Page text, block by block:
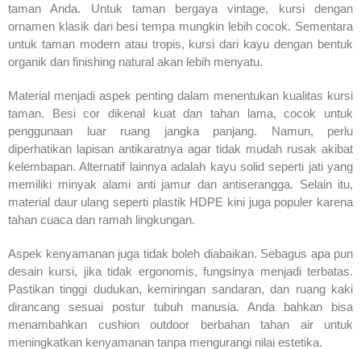
taman Anda. Untuk taman bergaya vintage, kursi dengan
ornamen klasik dari besi tempa mungkin lebih cocok. Sementara
untuk taman modern atau tropis, kursi dari kayu dengan bentuk
organik dan finishing natural akan lebih menyatu.
Material menjadi aspek penting dalam menentukan kualitas kursi
taman. Besi cor dikenal kuat dan tahan lama, cocok untuk
penggunaan luar ruang jangka panjang. Namun, perlu
diperhatikan lapisan antikaratnya agar tidak mudah rusak akibat
kelembapan. Alternatif lainnya adalah kayu solid seperti jati yang
memiliki minyak alami anti jamur dan antiserangga. Selain itu,
material daur ulang seperti plastik HDPE kini juga populer karena
tahan cuaca dan ramah lingkungan.
Aspek kenyamanan juga tidak boleh diabaikan. Sebagus apa pun
desain kursi, jika tidak ergonomis, fungsinya menjadi terbatas.
Pastikan tinggi dudukan, kemiringan sandaran, dan ruang kaki
dirancang sesuai postur tubuh manusia. Anda bahkan bisa
menambahkan cushion outdoor berbahan tahan air untuk
meningkatkan kenyamanan tanpa mengurangi nilai estetika.